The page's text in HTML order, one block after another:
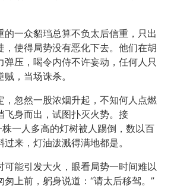
的一众貂珰总算不负太后信重，只出
，使得局势没有恶化下去。他们在胡
弹压，喝令内侍不许妄动，任何人只
，当场诛杀。
，忽然一股浓烟升起，不知何人点燃
飞身而出，试图扑灭火势。接
株一人多高的灯树被人踢倒，数以百
来，灯油泼溅得满地都是。
可能引发大火，眼看局势一时间难以
上前，躬身说道：“请太后移驾。”